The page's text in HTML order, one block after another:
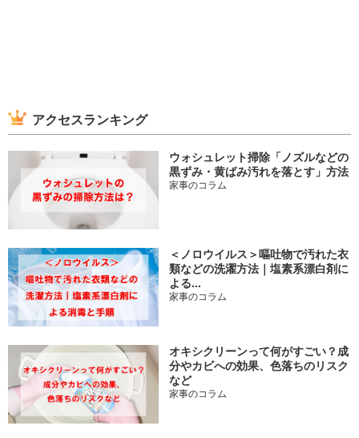
アクセスランキング
ウォシュレット掃除「ノズルなどの
黒ずみ・黄ばみ汚れを落とす」方法
家事のコラム
＜ノロウイルス＞嘔吐物で汚れた衣
類などの洗濯方法｜塩素系漂白剤に
よる...
家事のコラム
オキシクリーンって何がすごい？成
分やカビへの効果、色落ちのリスク
など
家事のコラム